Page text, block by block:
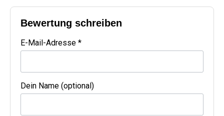
Bewertung schreiben
E-Mail-Adresse *
Dein Name (optional)